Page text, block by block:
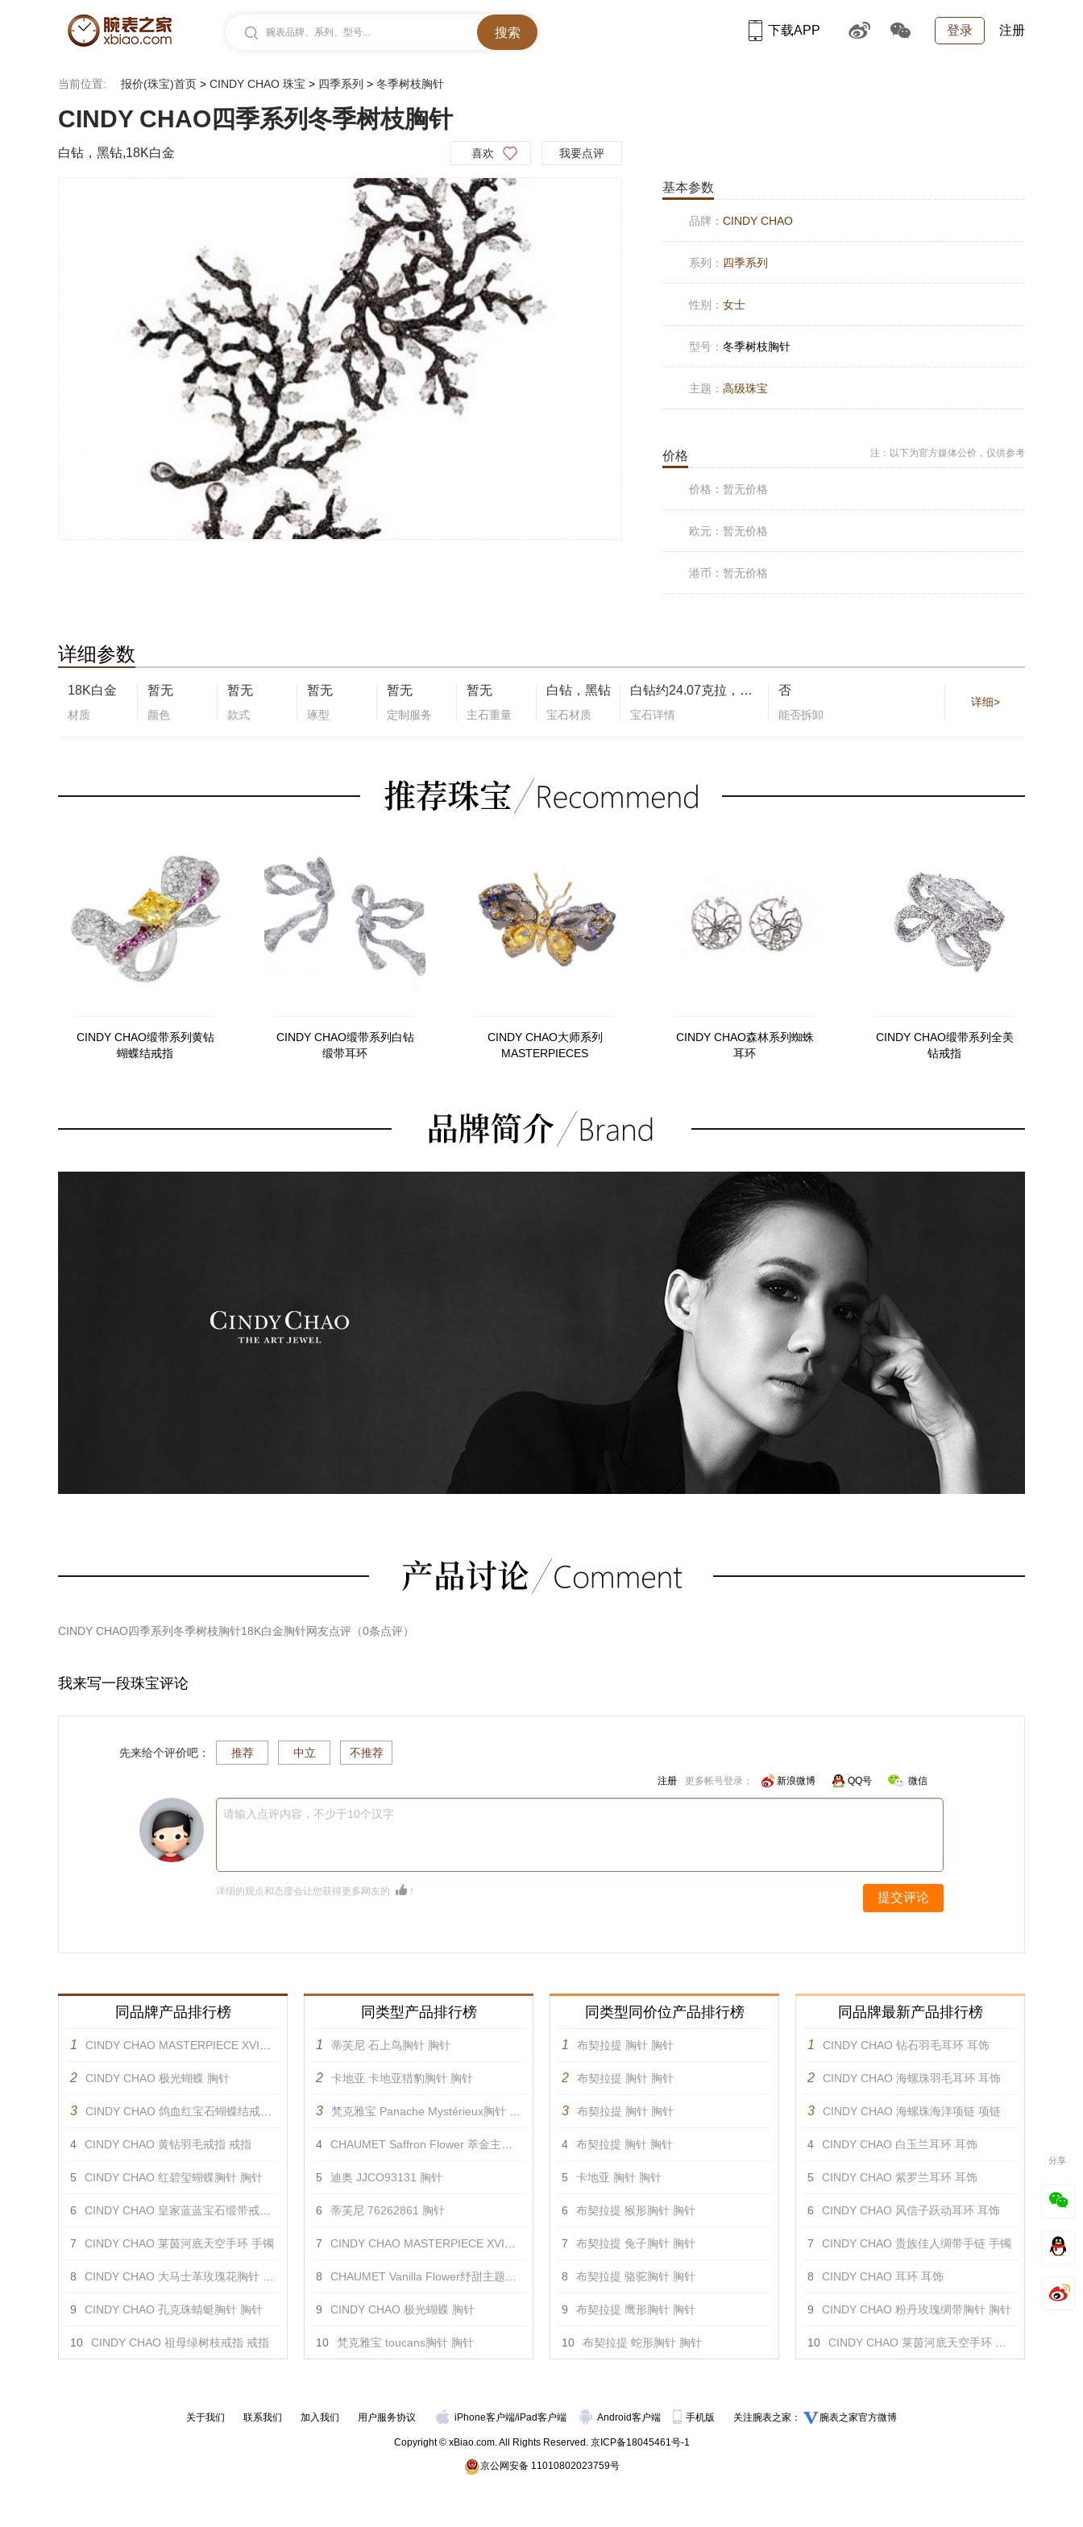
腕表品牌、系列、型号... 登录 注册
下载APP
当前位置: 报价(珠宝)首页 > CINDY CHAO 珠宝 > 四季系列 > 冬季树枝胸针
CINDY CHAO四季系列冬季树枝胸针
白钻，黑钻,18K白金 喜欢 我要点评
基本参数
品牌： CINDY CHAO
系列： 四季系列
性别： 女士
型号： 冬季树枝胸针
主题： 高级珠宝
价格 注：以下为官方媒体公价，仅供参考
价格： 暂无价格
欧元： 暂无价格
港币： 暂无价格
详细参数
18K白金
材质
暂无
颜色
暂无
款式
暂无
琢型
暂无
定制服务
暂无
主石重量
白钻，黑钻
宝石材质
白钻约24.07克拉，黑钻约15.72克拉
宝石详情
否
能否拆卸
详细>
CINDY CHAO缎带系列黄钻
蝴蝶结戒指
CINDY CHAO缎带系列白钻
缎带耳环
CINDY CHAO大师系列
MASTERPIECES
CINDY CHAO森林系列蜘蛛
耳环
CINDY CHAO缎带系列全美
钻戒指
CINDY CHAO四季系列冬季树枝胸针18K白金胸针网友点评（0条点评）
我来写一段珠宝评论
先来给个评价吧： 推荐 中立 不推荐
注册 更多帐号登录： 新浪微博 QQ号 微信
请输入点评内容，不少于10个汉字
详细的观点和态度会让您获得更多网友的 ！ 提交评论
同品牌产品排行榜
1 CINDY CHAO MASTERPIECE XVI金黄羽饰 胸针
2 CINDY CHAO 极光蝴蝶 胸针
3 CINDY CHAO 鸽血红宝石蝴蝶结戒指 戒指
4 CINDY CHAO 黄钻羽毛戒指 戒指
5 CINDY CHAO 红碧玺蝴蝶胸针 胸针
6 CINDY CHAO 皇家蓝蓝宝石缎带戒指 戒指
7 CINDY CHAO 莱茵河底天空手环 手镯
8 CINDY CHAO 大马士革玫瑰花胸针 胸针
9 CINDY CHAO 孔克珠蜻蜓胸针 胸针
10 CINDY CHAO 祖母绿树枝戒指 戒指
同类型产品排行榜
1 蒂芙尼 石上鸟胸针 胸针
2 卡地亚 卡地亚猎豹胸针 胸针
3 梵克雅宝 Panache Mystérieux胸针 胸针
4 CHAUMET Saffron Flower 萃金主题胸针2 胸针
5 迪奥 JJCO93131 胸针
6 蒂芙尼 76262861 胸针
7 CINDY CHAO MASTERPIECE XVI金黄羽饰 胸针
8 CHAUMET Vanilla Flower纾甜主题胸针 胸针
9 CINDY CHAO 极光蝴蝶 胸针
10 梵克雅宝 toucans胸针 胸针
同类型同价位产品排行榜
1 布契拉提 胸针 胸针
2 布契拉提 胸针 胸针
3 布契拉提 胸针 胸针
4 布契拉提 胸针 胸针
5 卡地亚 胸针 胸针
6 布契拉提 猴形胸针 胸针
7 布契拉提 兔子胸针 胸针
8 布契拉提 骆驼胸针 胸针
9 布契拉提 鹰形胸针 胸针
10 布契拉提 蛇形胸针 胸针
同品牌最新产品排行榜
1 CINDY CHAO 钻石羽毛耳环 耳饰
2 CINDY CHAO 海螺珠羽毛耳环 耳饰
3 CINDY CHAO 海螺珠海洋项链 项链
4 CINDY CHAO 白玉兰耳环 耳饰
5 CINDY CHAO 紫罗兰耳环 耳饰
6 CINDY CHAO 风信子跃动耳环 耳饰
7 CINDY CHAO 贵族佳人绸带手链 手镯
8 CINDY CHAO 耳环 耳饰
9 CINDY CHAO 粉丹玫瑰绸带胸针 胸针
10 CINDY CHAO 莱茵河底天空手环 手镯
关于我们 联系我们 加入我们 用户服务协议 iPhone客户端/iPad客户端 Android客户端 手机版 关注腕表之家： 腕表之家官方微博
Copyright © xBiao.com. All Rights Reserved. 京ICP备18045461号-1
京公网安备 11010802023759号
分享